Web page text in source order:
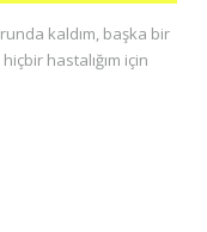
kaldım, başka bir
hastalığım için